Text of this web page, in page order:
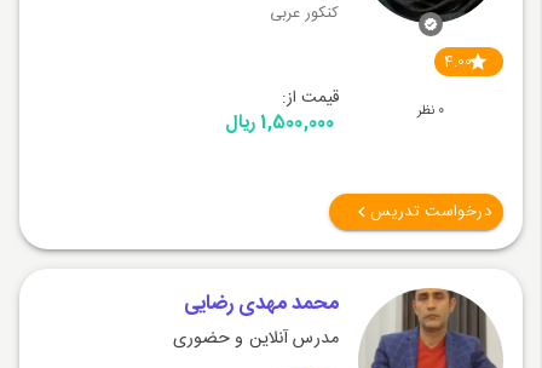
4.00
0 نظر
کنکور عربی
قیمت از:
1,500,000 ریال
درخواست تدریس
محمد مهدی رضایی
مدرس آنلاین و حضوری